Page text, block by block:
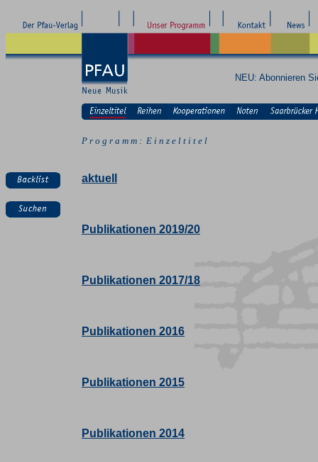
NEU: Abonnieren
P r o g r a m m : E i n z e l t i t e l
aktuell
Publikationen 2019/20
Publikationen 2017/18
Publikationen 2016
Publikationen 2015
Publikationen 2014